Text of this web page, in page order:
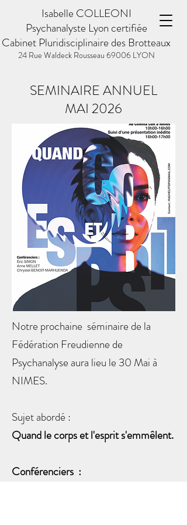
Isabelle COLLEONI
Psychanalyste Lyon certifiée
Cabinet Pluridisciplinaire des Brotteaux
24 Rue Waldeck Rousseau 69006 LYON
SEMINAIRE ANNUEL
​MAI 2026
Notre prochaine séminaire de la
Fédération Freudienne de
Psychanalyse aura lieu le 30 Mai à
NIMES.
Sujet abordé :
Quand le corps et l'esprit s'emmêlent.
Conférenciers :